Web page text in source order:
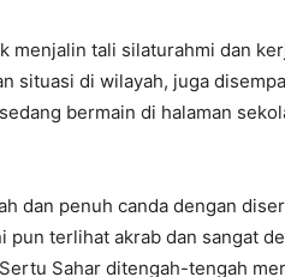
menjalin tali silaturahmi dan
situasi di wilayah, juga
bermain di halaman
dan penuh canda dengan
pun terlihat akrab dan sangat
Sahar ditengah-tengah